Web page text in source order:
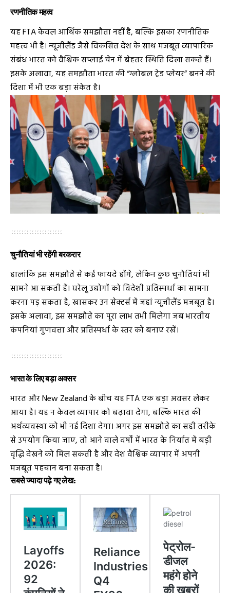
रणनीतिक महत्व
यह FTA केवल आर्थिक समझौता नहीं है, बल्कि इसका रणनीतिक
महत्व भी है। न्यूजीलैंड जैसे विकसित देश के साथ मजबूत व्यापारिक
संबंध भारत को वैश्विक सप्लाई चेन में बेहतर स्थिति दिला सकते हैं।
इसके अलावा, यह समझौता भारत की “ग्लोबल ट्रेड प्लेयर” बनने की
दिशा में भी एक बड़ा संकेत है।
चुनौतियां भी रहेंगी बरकरार
हालांकि इस समझौते से कई फायदे होंगे, लेकिन कुछ चुनौतियां भी
सामने आ सकती हैं। घरेलू उद्योगों को विदेशी प्रतिस्पर्धा का सामना
करना पड़ सकता है, खासकर उन सेक्टर्स में जहां न्यूजीलैंड मजबूत है।
इसके अलावा, इस समझौते का पूरा लाभ तभी मिलेगा जब भारतीय
कंपनियां गुणवत्ता और प्रतिस्पर्धा के स्तर को बनाए रखें।
भारत के लिए बड़ा अवसर
भारत और New Zealand के बीच यह FTA एक बड़ा अवसर लेकर
आया है। यह न केवल व्यापार को बढ़ावा देगा, बल्कि भारत की
अर्थव्यवस्था को भी नई दिशा देगा। अगर इस समझौते का सही तरीके
से उपयोग किया जाए, तो आने वाले वर्षों में भारत के निर्यात में बड़ी
वृद्धि देखने को मिल सकती है और देश वैश्विक व्यापार में अपनी
मजबूत पहचान बना सकता है।
सबसे ज्यादा पढ़े गए लेख: